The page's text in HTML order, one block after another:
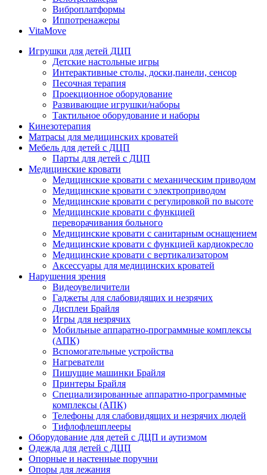
Виброплатформы
Иппотренажеры
VitaMove
Игрушки для детей ДЦП
Детские настольные игры
Интерактивные столы, доски,панели, сенсор
Песочная терапия
Проекционное оборудование
Развивающие игрушки/наборы
Тактильное оборудование и наборы
Кинезотерапия
Матрасы для медицинских кроватей
Мебель для детей с ДЦП
Парты для детей с ДЦП
Медицинские кровати
Медицинские кровати с механическим приводом
Медицинские кровати с электроприводом
Медицинские кровати с регулировкой по высоте
Медицинские кровати с функцией
переворачивания больного
Медицинские кровати с санитарным оснащением
Медицинские кровати с функцией кардиокресло
Медицинские кровати с вертикализатором
Аксессуары для медицинских кроватей
Нарушения зрения
Видеоувеличители
Гаджеты для слабовидящих и незрячих
Дисплеи Брайля
Игры для незрячих
Мобильные аппаратно-программные комплексы
(АПК)
Вспомогательные устройства
Нагреватели
Пишущие машинки Брайля
Принтеры Брайля
Специализированные аппаратно-программные
комплексы (АПК)
Телефоны для слабовидящих и незрячих людей
Тифлофлешплееры
Оборудование для детей с ДЦП и аутизмом
Одежда для детей с ДЦП
Опорные и настенные поручни
Опоры для лежания